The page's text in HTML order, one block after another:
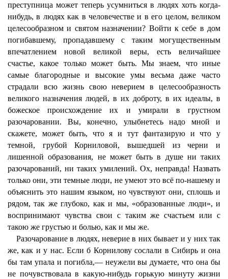
преступница может теперь усумниться в людях хоть когда-
нибудь, в людях как в человечестве и в его целом, великом
целесообразном и святом назначении? Войти к себе в дом
погибавшему, пропадавшему с таким могущественным
впечатлением новой великой веры, есть величайшее
счастье, какое только может быть. Мы знаем, что иные
самые благородные и высокие умы весьма даже часто
страдали всю жизнь свою неверием в целесообразность
великого назначения людей, в их доброту, в их идеалы, в
божеское происхождение их и умирали в грустном
разочаровании. Вы, конечно, улыбнетесь надо мной и
скажете, может быть, что я и тут фантазирую и что у
темной, грубой Корниловой, вышедшей из черни и
лишенной образования, не может быть в душе ни таких
разочарований, ни таких умилений. Ох, неправда! Назвать
только они, эти темные люди, не умеют это всё по-нашему и
объяснить это нашим языком, но чувствуют они, сплошь и
рядом, так же глубоко, как и мы, «образованные люди», и
воспринимают чувства свои с таким же счастьем или с
такою же грустью и болью, как и мы же.
Разочарование в людях, неверие в них бывает и у них так
же, как и у нас. Если б Корнилову сослали в Сибирь и она
бы там упала и погибла,— неужели вы думаете, что она бы
не почувствовала в какую-нибудь горькую минуту жизни